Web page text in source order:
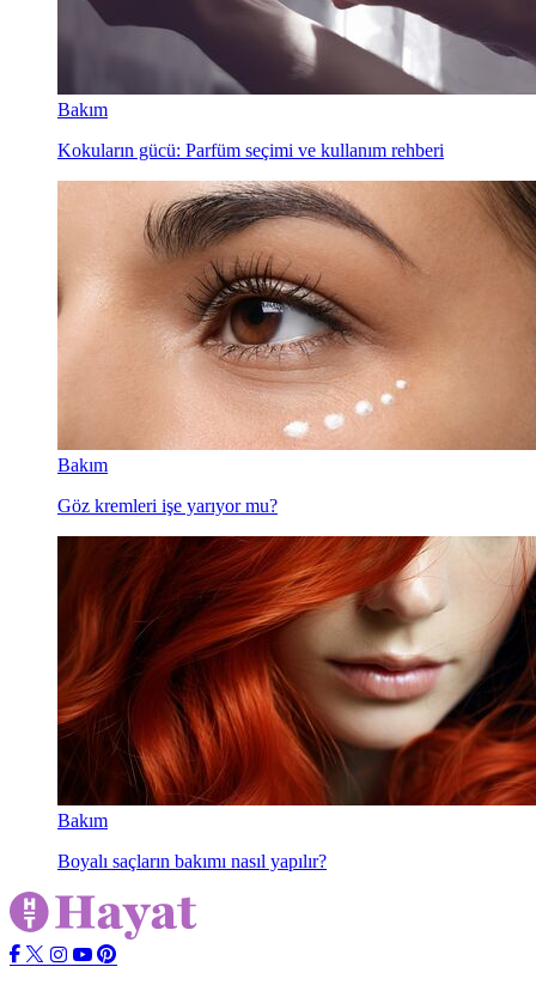
Bakım
Kokuların gücü: Parfüm seçimi ve kullanım rehberi
Bakım
Göz kremleri işe yarıyor mu?
Bakım
Boyalı saçların bakımı nasıl yapılır?